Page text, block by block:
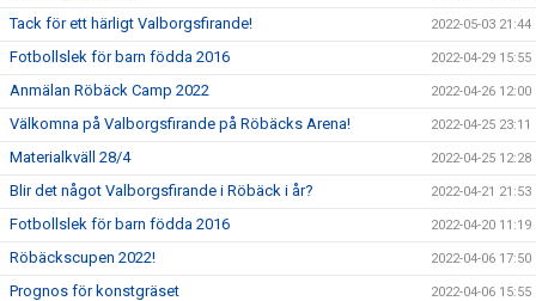
Tack för ett härligt Valborgsfirande! 2022-05-03 21:44
Fotbollslek för barn födda 2016 2022-04-29 15:55
Anmälan Röbäck Camp 2022 2022-04-26 12:00
Välkomna på Valborgsfirande på Röbäcks Arena! 2022-04-25 23:11
Materialkväll 28/4 2022-04-25 12:28
Blir det något Valborgsfirande i Röbäck i år? 2022-04-21 21:53
Fotbollslek för barn födda 2016 2022-04-20 11:19
Röbäckscupen 2022! 2022-04-06 17:50
Prognos för konstgräset 2022-04-06 15:55